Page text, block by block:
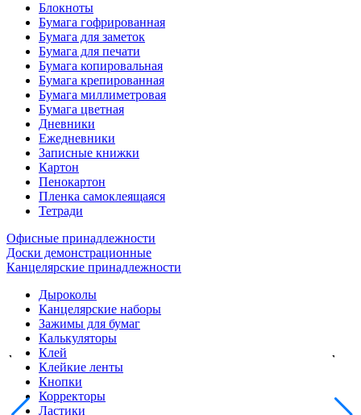
Блокноты
Бумага гофрированная
Бумага для заметок
Бумага для печати
Бумага копировальная
Бумага крепированная
Бумага миллиметровая
Бумага цветная
Дневники
Ежедневники
Записные книжки
Картон
Пенокартон
Пленка самоклеящаяся
Тетради
Офисные принадлежности
Доски демонстрационные
Канцелярские принадлежности
Дыроколы
Канцелярские наборы
Зажимы для бумаг
Калькуляторы
Клей
Клейкие ленты
Кнопки
Корректоры
Ластики